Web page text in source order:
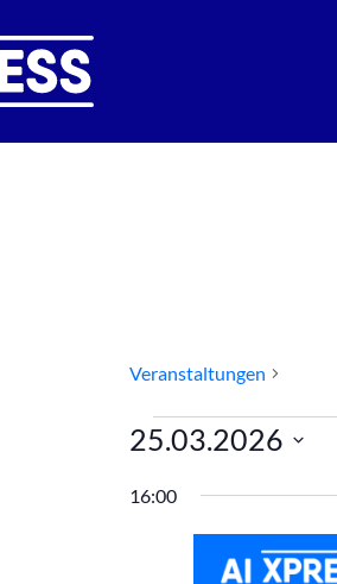
Veranstaltungen
für
25.03.2026
wählen.
16:00